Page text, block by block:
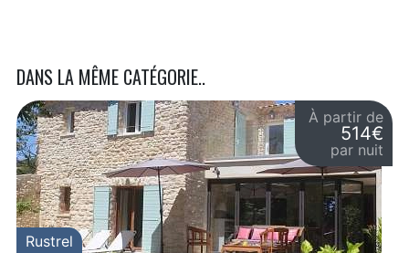
DANS LA MÊME CATÉGORIE..
À partir de
514€
par nuit
Rustrel